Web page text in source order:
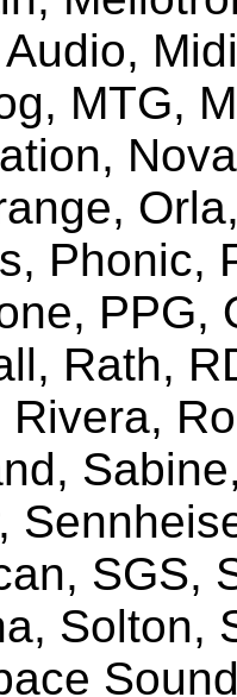
MTG,
Phonic,
PPG,
Rath,
Rivera,
SGS,
Solton,